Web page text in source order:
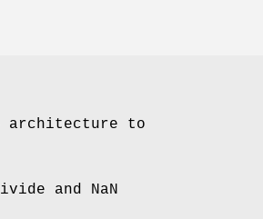
architecture to
and NaN